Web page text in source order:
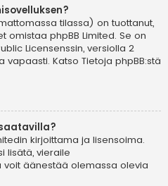
tilassa) on tuottanut,
omistaa phpBB Limited. Se on
Licensenssin, versiolla 2
vapaasti. Katso Tietoja phpBB:stä
kirjoittama ja lisensoima.
lisätä, vieraile
voit äänestää olemassa olevia